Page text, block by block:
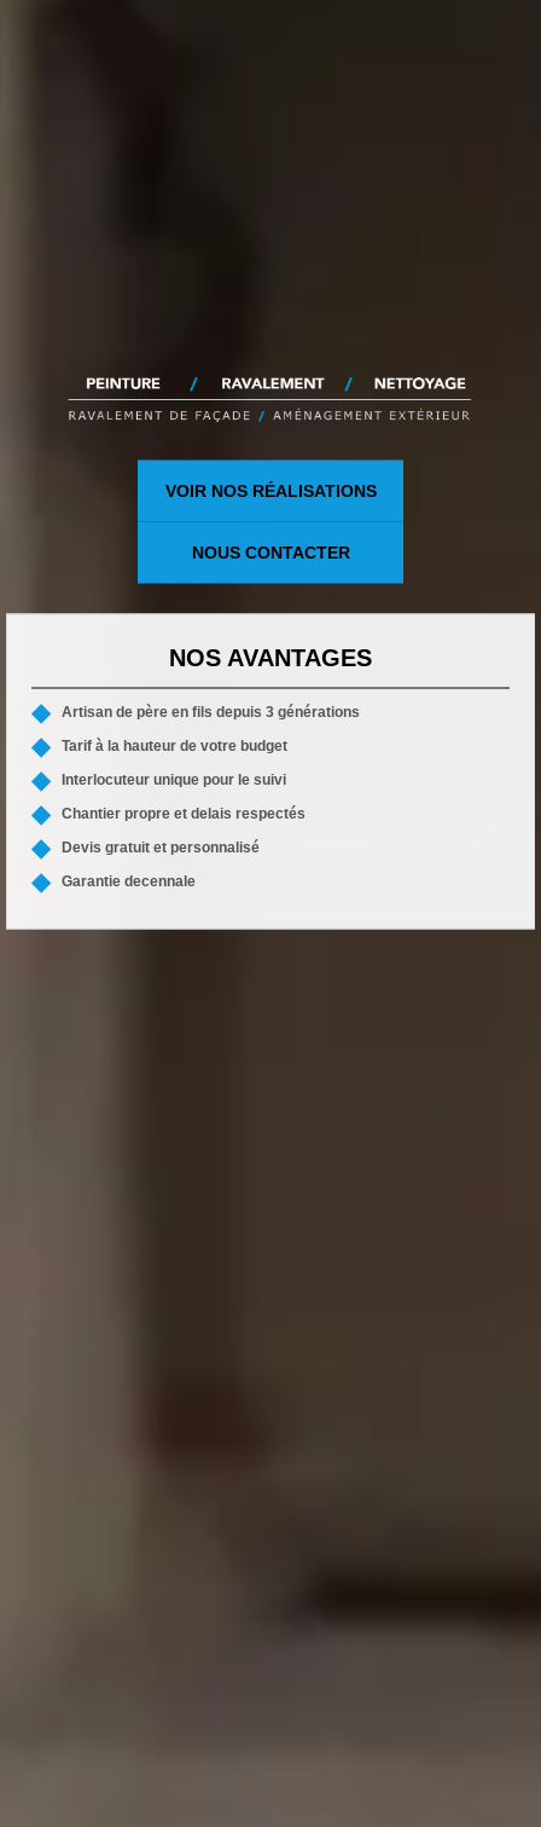
VOIR NOS RÉALISATIONS
NOUS CONTACTER
NOS AVANTAGES
Artisan de père en fils depuis 3 générations
Tarif à la hauteur de votre budget
Interlocuteur unique pour le suivi
Chantier propre et delais respectés
Devis gratuit et personnalisé
Garantie decennale